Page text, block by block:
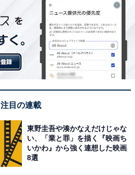
注目の連載
東野圭吾や湊かなえだけじゃな
い、「業と罪」を描く『映画ち
いかわ』から強く連想した映画
8選